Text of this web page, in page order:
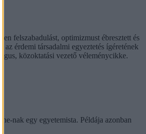
felszabadulást, optimizmust ébresztett és
érdemi társadalmi egyeztetés ígéretének
közoktatási vezető véleménycikke.
nak egy egyetemista. Példája azonban